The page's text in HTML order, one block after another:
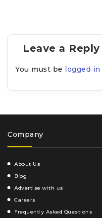
Leave a Reply
You must be logged in
Company
About Us
Blog
Advertise with us
Careers
Frequently Asked Questions